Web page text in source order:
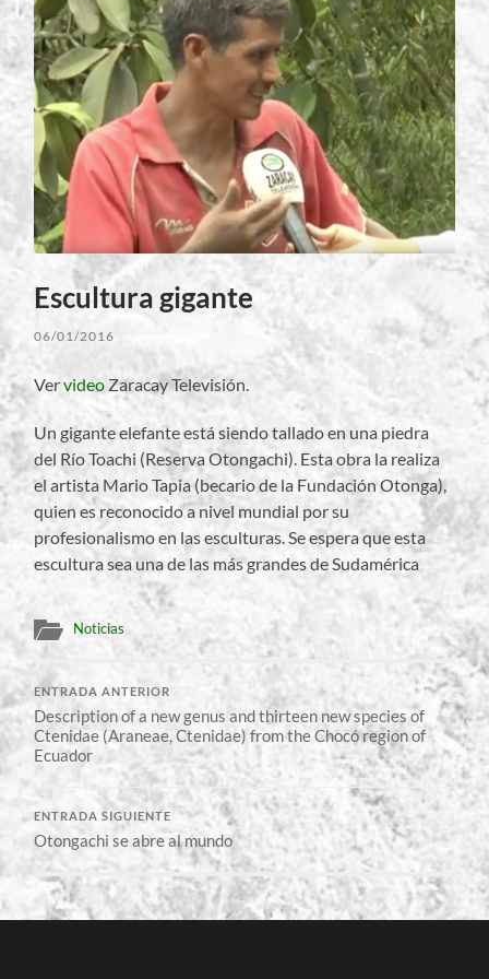
Escultura gigante
06/01/2016
Vervideo Zaracay Televisión.
Un gigante elefante está siendo tallado en una piedra
del Río Toachi (Reserva Otongachi). Esta obra la realiza
el artista Mario Tapia (becario de la Fundación Otonga),
quien es reconocido a nivel mundial por su
profesionalismo en las esculturas. Se espera que esta
escultura sea una de las más grandes de Sudamérica
Noticias
ENTRADA ANTERIOR
Description of a new genus and thirteen new species of
Ctenidae (Araneae, Ctenidae) from the Chocó region of
Ecuador
ENTRADA SIGUIENTE
Otongachi se abre al mundo